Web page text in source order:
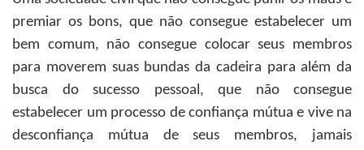
premiar os bons, que não consegue estabelecer um
bem comum, não consegue colocar seus membros
para moverem suas bundas da cadeira para além da
busca do sucesso pessoal, que não consegue
estabelecer um processo de confiança mútua e vive na
desconfiança mútua de seus membros, jamais